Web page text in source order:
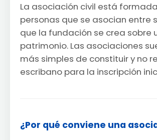
La asociación civil está
personas que se asocian entre
que la fundación se crea sobre
patrimonio. Las asociaciones
más simples de constituir y no
escribano para la inscripción
¿Por qué conviene una